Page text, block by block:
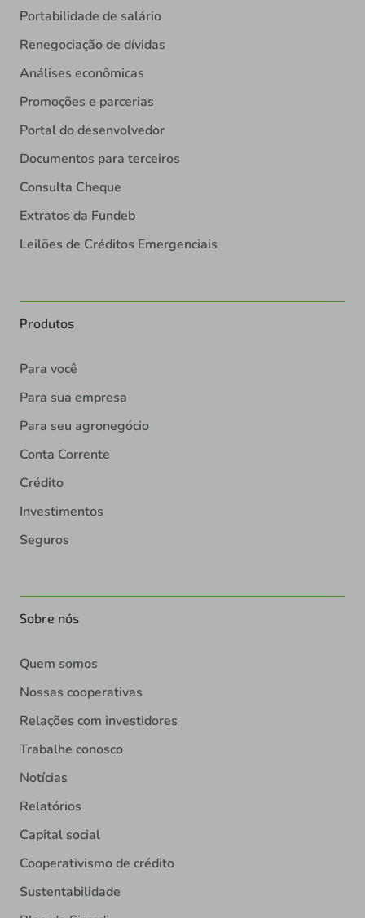
Portabilidade de salário
Renegociação de dívidas
Análises econômicas
Promoções e parcerias
Portal do desenvolvedor
Documentos para terceiros
Consulta Cheque
Extratos da Fundeb
Leilões de Créditos Emergenciais
Produtos
Para você
Para sua empresa
Para seu agronegócio
Conta Corrente
Crédito
Investimentos
Seguros
Sobre nós
Quem somos
Nossas cooperativas
Relações com investidores
Trabalhe conosco
Notícias
Relatórios
Capital social
Cooperativismo de crédito
Sustentabilidade